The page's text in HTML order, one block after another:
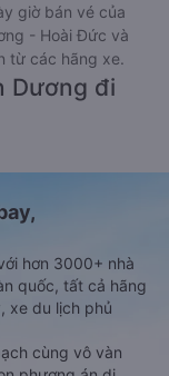
giờ bán vé của
- Hoài Đức và
từ các hãng xe.
Dương đi
hơn 3000+ nhà
quốc, tất cả hãng
xe du lịch phủ
cùng vô vàn